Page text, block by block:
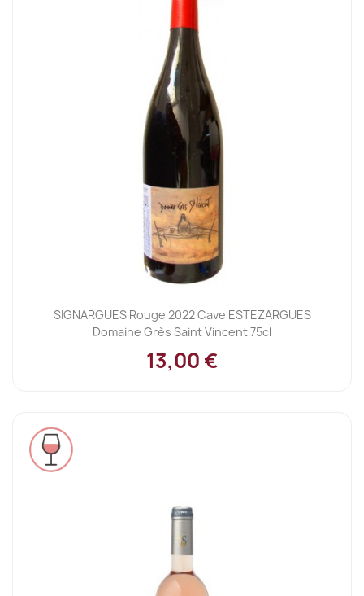
SIGNARGUES Rouge 2022 Cave ESTEZARGUES
Domaine Grès Saint Vincent 75cl
13,00 €